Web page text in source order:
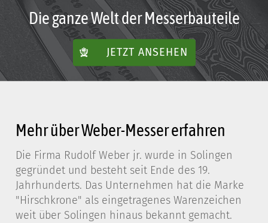
Die ganze Welt der Messerbauteile
JETZT ANSEHEN
Mehr über Weber-Messer erfahren
Die Firma Rudolf Weber jr. wurde in Solingen
gegründet und besteht seit Ende des 19.
Jahrhunderts. Das Unternehmen hat die Marke
"Hirschkrone" als eingetragenes Warenzeichen
weit über Solingen hinaus bekannt gemacht.